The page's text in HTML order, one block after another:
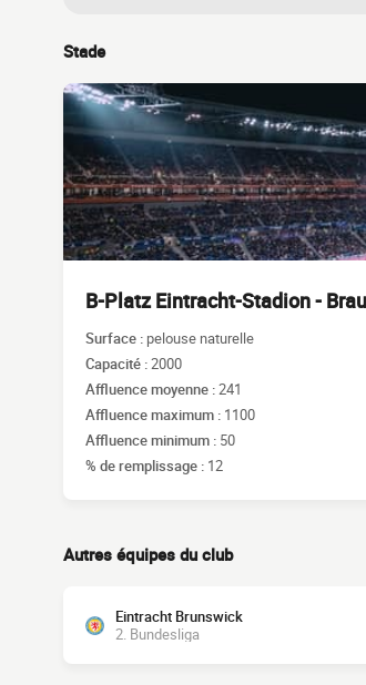
Stade
B-Platz Eintracht-Stadion -
Surface : pelouse naturelle
Capacité :2000
Affluence moyenne :241
Affluence maximum : 1100
Affluence minimum : 50
% de remplissage : 12
Autres équipes du club
Eintracht Brunswick
2. Bundesliga